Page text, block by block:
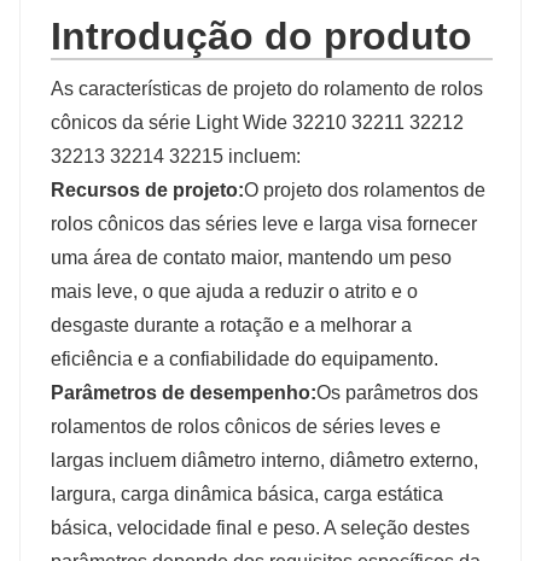
Introdução do produto
As características de projeto do rolamento de rolos
cônicos da série Light Wide 32210 32211 32212
32213 32214 32215 incluem:
Recursos de projeto:O projeto dos rolamentos de
rolos cônicos das séries leve e larga visa fornecer
uma área de contato maior, mantendo um peso
mais leve, o que ajuda a reduzir o atrito e o
desgaste durante a rotação e a melhorar a
eficiência e a confiabilidade do equipamento.
Parâmetros de desempenho:Os parâmetros dos
rolamentos de rolos cônicos de séries leves e
largas incluem diâmetro interno, diâmetro externo,
largura, carga dinâmica básica, carga estática
básica, velocidade final e peso. A seleção destes